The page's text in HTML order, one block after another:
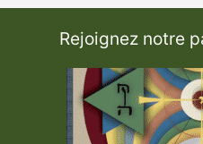
Rejoignez notre